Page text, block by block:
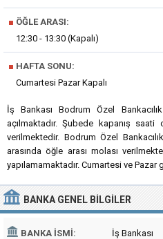
■ ÖĞLE ARASI:
12:30 - 13:30 (Kapalı)
■ HAFTA SONU:
Cumartesi Pazar Kapalı
İş Bankası Bodrum Özel
açılmaktadır. Şubede kapanış
verilmektedir. Bodrum Özel
arasında öğle arası molası
yapılamamaktadır. Cumartesi ve Pazar
BANKA GENEL BILGILER
BANKA İSMI: İş Bankası